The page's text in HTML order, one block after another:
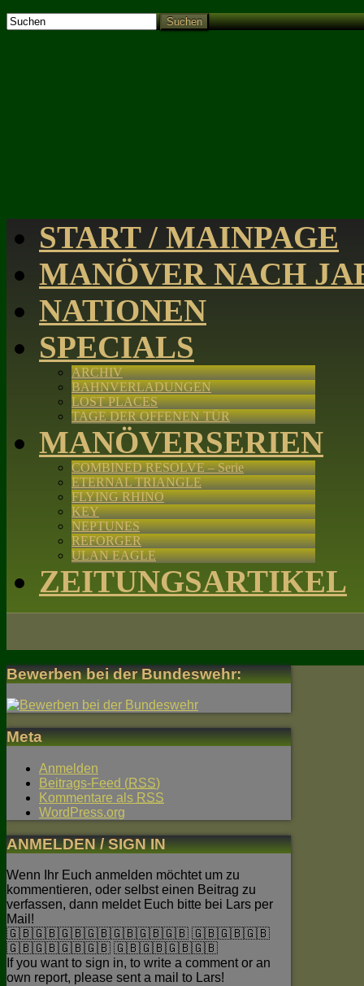
Suchen
START / MAINPAGE
MANÖVER NACH
NATIONEN
SPECIALS
ARCHIV
BAHNVERLADUNGEN
LOST PLACES
TAGE DER OFFENEN TÜR
MANÖVERSERIEN
COMBINED RESOLVE – Serie
ETERNAL TRIANGLE
FLYING RHINO
KEY
NEPTUNES
REFORGER
ULAN EAGLE
ZEITUNGSARTIKEL
Bewerben bei der Bundeswehr:
Meta
Anmelden
Beitrags-Feed (RSS)
Kommentare als RSS
WordPress.org
ANMELDEN / SIGN IN
Wenn Ihr Euch anmelden möchtet um zu
kommentieren, oder selbst einen Beitrag zu
verfassen, dann meldet Euch bitte bei Lars per
Mail!
🇬🇧🇬🇧🇬🇧🇬🇧🇬🇧🇬🇧🇬🇧 🇬🇧🇬🇧🇬🇧
🇬🇧🇬🇧🇬🇧🇬🇧 🇬🇧🇬🇧🇬🇧🇬🇧
If you want to sign in, to write a comment or an
own report, please sent a mail to Lars!